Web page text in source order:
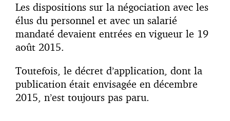
Les dispositions sur la négociation avec les
élus du personnel et avec un salarié
mandaté devaient entrées en vigueur le 19
août 2015.
Toutefois, le décret d’application, dont la
publication était envisagée en décembre
2015, n’est toujours pas paru.